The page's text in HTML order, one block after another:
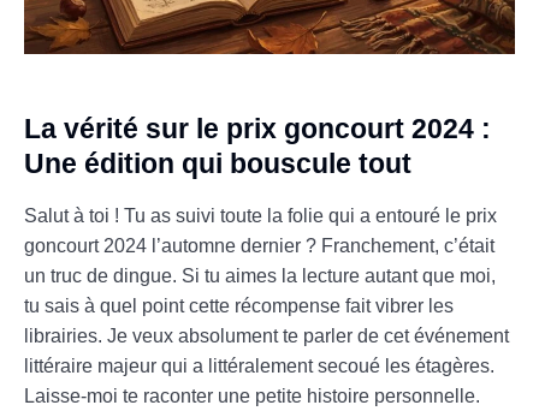
La vérité sur le prix goncourt 2024 :
Une édition qui bouscule tout
Salut à toi ! Tu as suivi toute la folie qui a entouré le prix
goncourt 2024 l’automne dernier ? Franchement, c’était
un truc de dingue. Si tu aimes la lecture autant que moi,
tu sais à quel point cette récompense fait vibrer les
librairies. Je veux absolument te parler de cet événement
littéraire majeur qui a littéralement secoué les étagères.
Laisse-moi te raconter une petite histoire personnelle.